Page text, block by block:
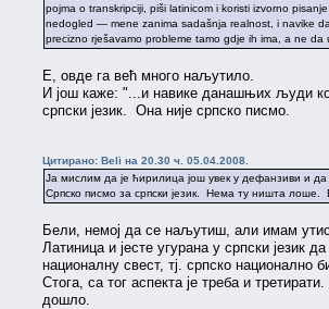
pojma o transkripciji, piši latinicom i koristi izvorno
nedogled — mene zanima sadašnja realnost, i navike
precizno rješavamo probleme tamo gdje ih ima, a ne
Е, овде га већ много наљутило.
И још каже: "...и навике данашњих људи
српски језик. Она није српско писмо.
Цитирано: Beli на 20.30 ч. 05.04.2008.
Ја мислим да је ћирилица још увек у дефанзиви и
Српско писмо за српски језик. Нема ту ништа
Бели, немој да се наљутиш, али имам
Латиница и јесте угурана у српски језик
националну свест, тј. српско национално
Стога, са тог аспекта је треба и
дошло.